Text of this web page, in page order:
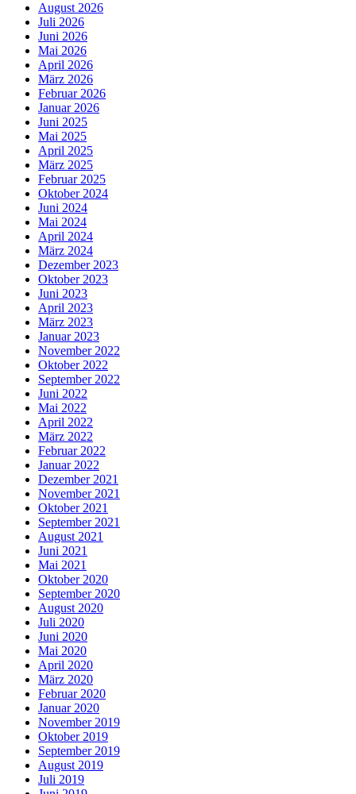
August 2026
Juli 2026
Juni 2026
Mai 2026
April 2026
März 2026
Februar 2026
Januar 2026
Juni 2025
Mai 2025
April 2025
März 2025
Februar 2025
Oktober 2024
Juni 2024
Mai 2024
April 2024
März 2024
Dezember 2023
Oktober 2023
Juni 2023
April 2023
März 2023
Januar 2023
November 2022
Oktober 2022
September 2022
Juni 2022
Mai 2022
April 2022
März 2022
Februar 2022
Januar 2022
Dezember 2021
November 2021
Oktober 2021
September 2021
August 2021
Juni 2021
Mai 2021
Oktober 2020
September 2020
August 2020
Juli 2020
Juni 2020
Mai 2020
April 2020
März 2020
Februar 2020
Januar 2020
November 2019
Oktober 2019
September 2019
August 2019
Juli 2019